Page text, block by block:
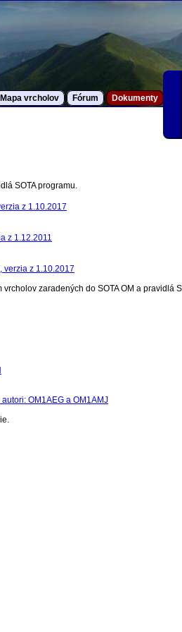
Mapa vrcholov Fórum Dokumenty
SOTA programu.
z 1.10.2017
z 1.12.2011
verzia z 1.10.2017
zaradených do SOTA OM a pravidlá
OM1AEG a OM1AMJ